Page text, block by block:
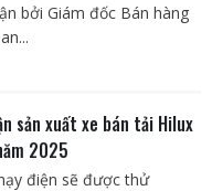
bởi Giám đốc Bán hàng
sản xuất xe bán tải Hilux
2025
điện sẽ được thử